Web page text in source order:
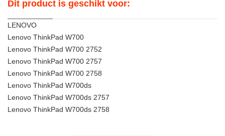
Dit product is geschikt voor:
LENOVO
Lenovo ThinkPad W700
Lenovo ThinkPad W700 2752
Lenovo ThinkPad W700 2757
Lenovo ThinkPad W700 2758
Lenovo ThinkPad W700ds
Lenovo ThinkPad W700ds 2757
Lenovo ThinkPad W700ds 2758